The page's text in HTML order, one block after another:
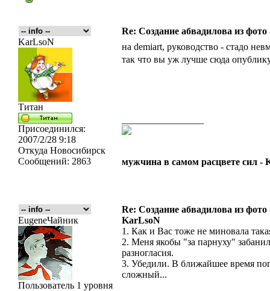
Re: Создание абвадилова из
KarLsoN
Титан
Присоединился:
2007/2/28 9:18
Откуда Новосибирск
Сообщений: 2863
на demiart, руководство - стадо
так что вы уж лучше сюда
мужчина в самом расцвете сил -
Re: Создание абвадилова из
EugeneЧайник
Пользователь 1 уровня
KarLsoN
1. Как и Вас тоже не миновала
2. Меня якобы "за парнуху"
разногласия.
3. Убедили. В ближайшее время
сложный...